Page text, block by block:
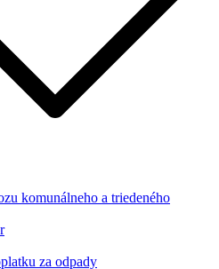
komunálneho a triedeného
za odpady